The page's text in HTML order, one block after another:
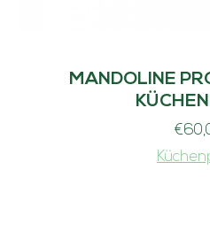
MANDOLINE
€